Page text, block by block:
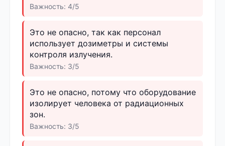
Важность: 4/5
Это не опасно, так как персонал
использует дозиметры и системы
контроля излучения.
Важность: 3/5
Это не опасно, потому что оборудование
изолирует человека от радиационных
зон.
Важность: 3/5